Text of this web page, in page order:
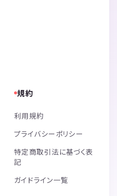
規約
利用規約
プライバシーポリシー
特定商取引法に基づく表
記
ガイドライン一覧